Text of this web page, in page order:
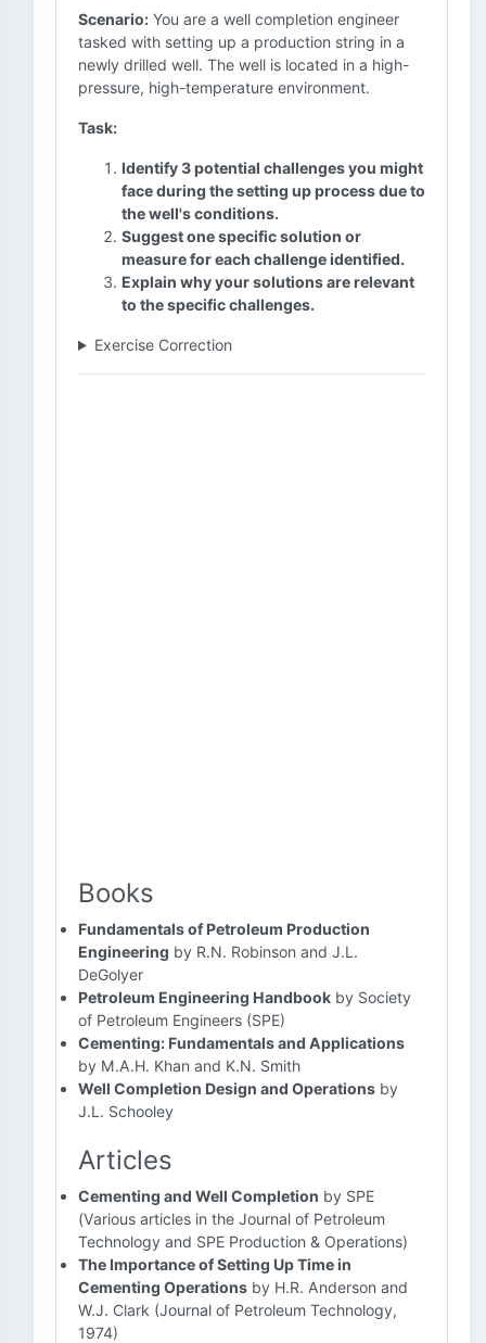
Scenario: You are a well completion engineer
tasked with setting up a production string in a
newly drilled well. The well is located in a high-
pressure, high-temperature environment.
Task:
Identify 3 potential challenges you might
face during the setting up process due to
the well's conditions.
Suggest one specific solution or
measure for each challenge identified.
Explain why your solutions are relevant
to the specific challenges.
Exercise Correction
Books
Fundamentals of Petroleum Production
Engineering by R.N. Robinson and J.L.
DeGolyer
Petroleum Engineering Handbook by Society
of Petroleum Engineers (SPE)
Cementing: Fundamentals and Applications
by M.A.H. Khan and K.N. Smith
Well Completion Design and Operations by
J.L. Schooley
Articles
Cementing and Well Completion by SPE
(Various articles in the Journal of Petroleum
Technology and SPE Production & Operations)
The Importance of Setting Up Time in
Cementing Operations by H.R. Anderson and
W.J. Clark (Journal of Petroleum Technology,
1974)